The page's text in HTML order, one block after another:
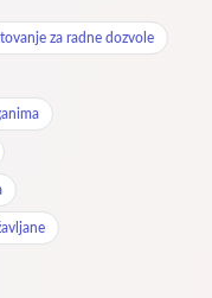
za radne dozvole